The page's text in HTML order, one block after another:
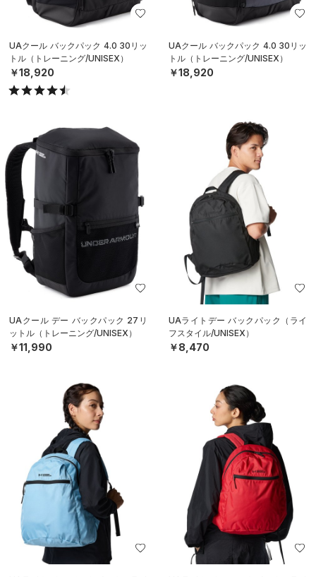
UAクール バックパック 4.0 30リッ
トル（トレーニング/UNISEX）
￥18,920
UAクール バックパック 4.0 30リッ
トル（トレーニング/UNISEX）
￥18,920
UAクール デー バックパック 27リ
ットル（トレーニング/UNISEX）
￥11,990
UAライトデー バックパック（ライ
フスタイル/UNISEX）
￥8,470